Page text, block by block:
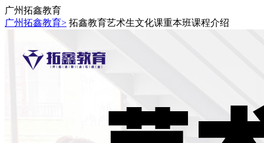
广州拓鑫教育
广州拓鑫教育> 拓鑫教育艺术生文化课重本班课程介绍